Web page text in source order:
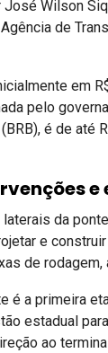
José Wilson
de
em
pelo
é de até
da
e
de
é a primeira
estadual
ao